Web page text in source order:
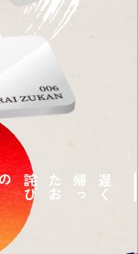
遅
く
帰
っ
た
お
詫
び
の印